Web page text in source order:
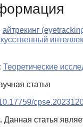
айтрекинг
Теоретические
статья
Данная статья